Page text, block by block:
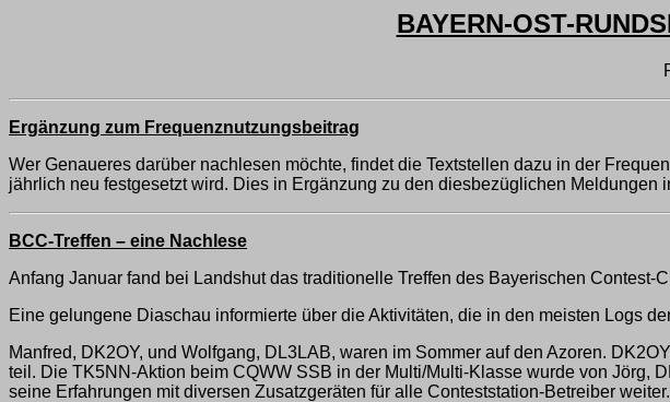
BAYERN-OST-
Ergänzung zum Frequenznutzungsbeitrag
Wer Genaueres darüber nachlesen möchte, findet die Textstellen dazu in der
jährlich neu festgesetzt wird. Dies in Ergänzung zu den diesbezüglichen Meldungen
BCC-Treffen – eine Nachlese
Anfang Januar fand bei Landshut das traditionelle Treffen des Bayerischen
Eine gelungene Diaschau informierte über die Aktivitäten, die in den meisten Logs
Manfred, DK2OY, und Wolfgang, DL3LAB, waren im Sommer auf den Azoren.
teil. Die TK5NN-Aktion beim CQWW SSB in der Multi/Multi-Klasse wurde von Jörg,
seine Erfahrungen mit diversen Zusatzgeräten für alle Conteststation-Betreiber weiter.